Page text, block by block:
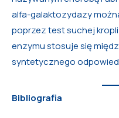
alfa-galaktozydazy
poprzez test suchej
enzymu stosuje się
syntetycznego
Bibliografia